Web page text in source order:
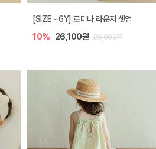
[SIZE ~6Y] 로미나 라운지 셋업
10% 26,100원 29,000원